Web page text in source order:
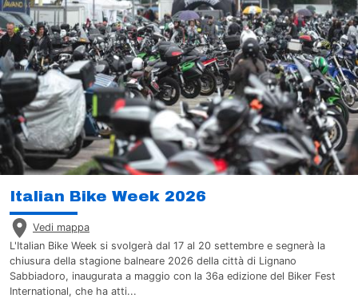
Italian Bike Week 2026
Vedi mappa
L'Italian Bike Week si svolgerà dal 17 al 20 settembre e segnerà la
chiusura della stagione balneare 2026 della città di Lignano
Sabbiadoro, inaugurata a maggio con la 36a edizione del Biker Fest
International, che ha atti...